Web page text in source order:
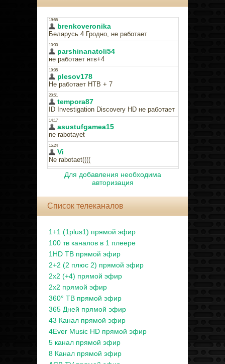
Для добавления необходима
авторизация
Список телеканалов
1+1 (1plus1) прямой эфир
100 тв каналов в 1 плеере
1HD ТВ прямой эфир
2+2 (2 плюс 2) прямой эфир
2x2 (+4) прямой эфир
2x2 прямой эфир
360° ТВ прямой эфир
365 Дней прямой эфир
43 Канал прямой эфир
4Ever Music HD прямой эфир
5 канал прямой эфир
8 Канал прямой эфир